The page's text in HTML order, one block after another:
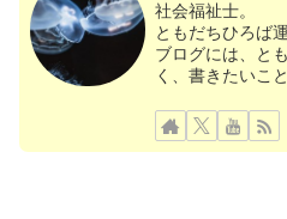
社会福祉士。
ともだちひろば
ブログには、と
く、書きたいこ